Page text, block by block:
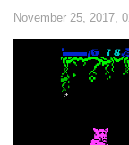
November 25, 2017,